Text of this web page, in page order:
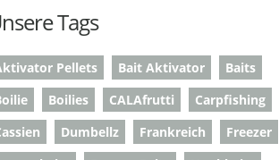
Tags
Pellets Bait Aktivator
Baits
Boilies CALAfrutti
Carpfishing
Dumbellz Frankreich
Freezer